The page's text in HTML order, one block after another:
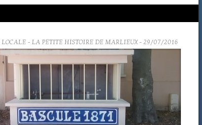
LOCALE- LA PETITE HISTOIRE DE MARLIEUX- 29/07/2016